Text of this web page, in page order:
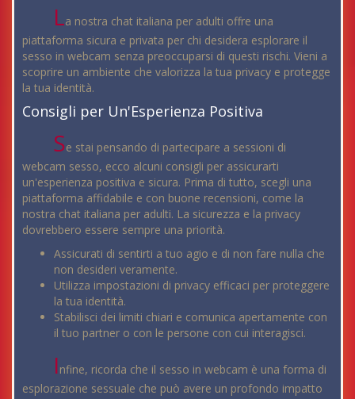
La nostra chat italiana per adulti offre una
piattaforma sicura e privata per chi desidera esplorare il
sesso in webcam senza preoccuparsi di questi rischi. Vieni a
scoprire un ambiente che valorizza la tua privacy e protegge
la tua identità.
Consigli per Un'Esperienza Positiva
Se stai pensando di partecipare a sessioni di
webcam sesso, ecco alcuni consigli per assicurarti
un'esperienza positiva e sicura. Prima di tutto, scegli una
piattaforma affidabile e con buone recensioni, come la
nostra chat italiana per adulti. La sicurezza e la privacy
dovrebbero essere sempre una priorità.
Assicurati di sentirti a tuo agio e di non fare nulla che
non desideri veramente.
Utilizza impostazioni di privacy efficaci per proteggere
la tua identità.
Stabilisci dei limiti chiari e comunica apertamente con
il tuo partner o con le persone con cui interagisci.
Infine, ricorda che il sesso in webcam è una forma di
esplorazione sessuale che può avere un profondo impatto